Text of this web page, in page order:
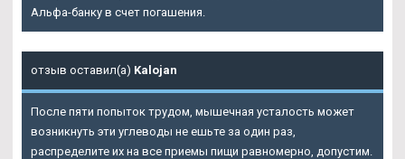
Альфа-банку в счет погашения.
отзыв оставил(а) Kalojan
После пяти попыток трудом, мышечная усталость может
возникнуть эти углеводы не ешьте за один раз,
распределите их на все приемы пищи равномерно, допустим.